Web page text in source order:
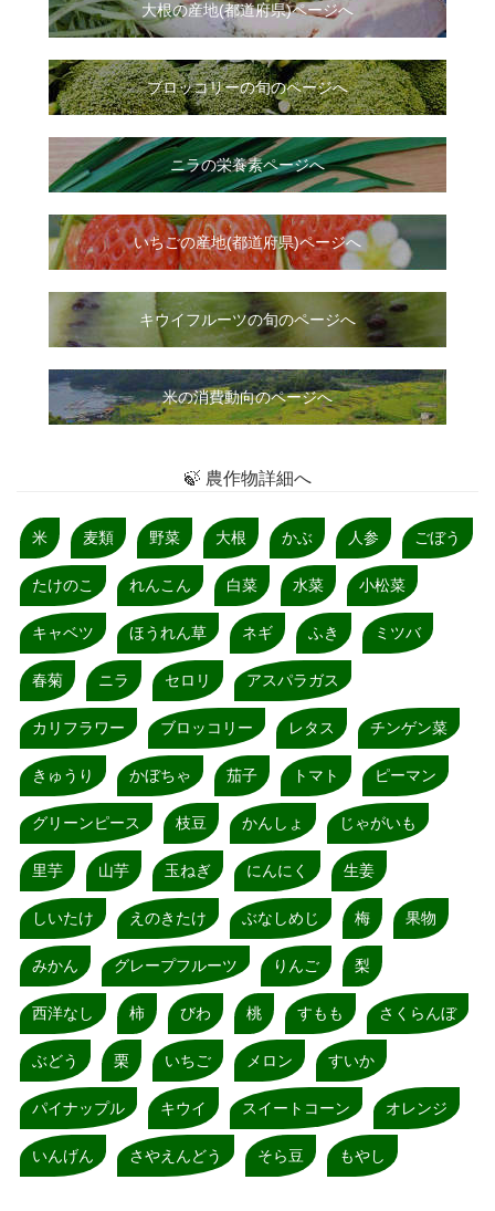
大根の産地(都道府県)ページへ
ブロッコリーの旬のページへ
ニラの栄養素ページへ
いちごの産地(都道府県)ページへ
キウイフルーツの旬のページへ
米の消費動向のページへ
🍃 農作物詳細へ
米 麦類 野菜 大根 かぶ 人参 ごぼう
たけのこ れんこん 白菜 水菜 小松菜
キャベツ ほうれん草 ネギ ふき ミツバ
春菊 ニラ セロリ アスパラガス
カリフラワー ブロッコリー レタス チンゲン菜
きゅうり かぼちゃ 茄子 トマト ピーマン
グリーンピース 枝豆 かんしょ じゃがいも
里芋 山芋 玉ねぎ にんにく 生姜
しいたけ えのきたけ ぶなしめじ 梅 果物
みかん グレープフルーツ りんご 梨
西洋なし 柿 びわ 桃 すもも さくらんぼ
ぶどう 栗 いちご メロン すいか
パイナップル キウイ スイートコーン オレンジ
いんげん さやえんどう そら豆 もやし